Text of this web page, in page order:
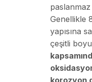
Genellikle
yapısına
çeşitli
korozyon